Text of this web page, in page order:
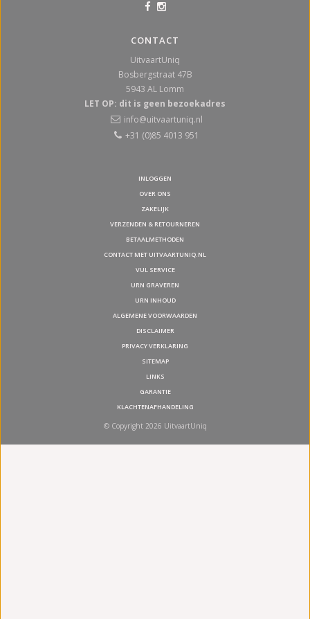
CONTACT
UitvaartUniq
Bosbergstraat 47B
5943 AL Lomm
LET OP: dit is geen bezoekadres
info@uitvaartuniq.nl
+31 (0)85 4013 951
INLOGGEN
OVER ONS
ZAKELIJK
VERZENDEN & RETOURNEREN
BETAALMETHODEN
CONTACT MET UITVAARTUNIQ.NL
VUL SERVICE
URN GRAVEREN
URN INHOUD
ALGEMENE VOORWAARDEN
DISCLAIMER
PRIVACY VERKLARING
SITEMAP
LINKS
GARANTIE
KLACHTENAFHANDELING
© Copyright 2026 UitvaartUniq